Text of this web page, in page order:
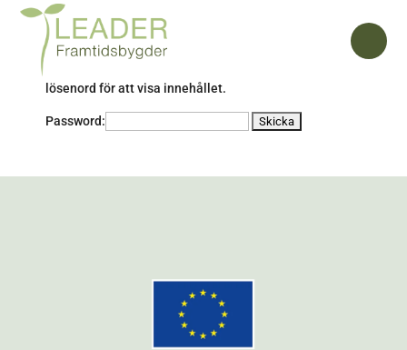
lösenord för att visa innehållet.
Password: